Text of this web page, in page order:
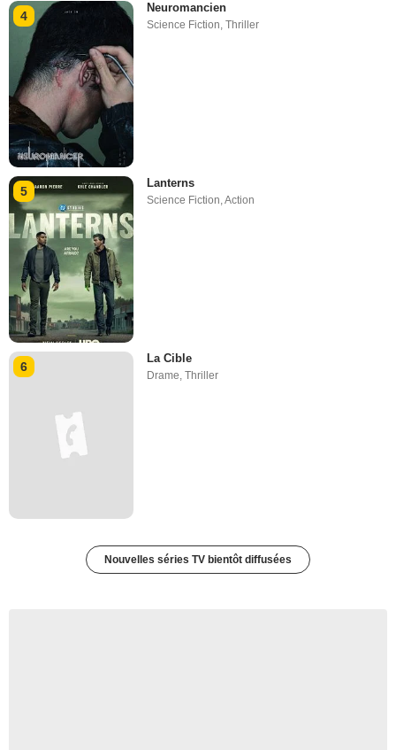
4
Neuromancien
Science Fiction ,Thriller
5
Lanterns
Science Fiction,Action
6
La Cible
Drame,Thriller
Nouvelles séries TV bientôt diffusées